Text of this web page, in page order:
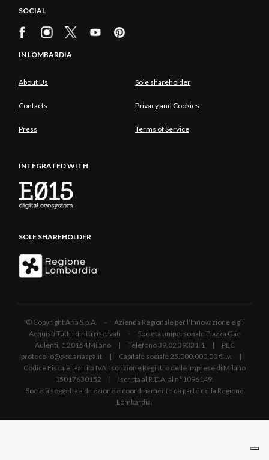
SOCIAL
IN LOMBARDIA
About Us Sole shareholder
Contacts Privacy and Cookies
Press Terms of Service
INTEGRATED WITH
SOLE SHAREHOLDER
© Copyright Aria S.p.A. - Azienda Regionale per l'Innovazione e gli
Acquisti Tutti i diritti riservati - Società unipersonale Piazza Gae
Aulenti, 1 20154 Milano | Telefono 39.02 39331.1 | PEC
protocollo@pec.ariaspa.it | Capitale sociale 25.000.000,00 € i.v. |
Codice Fiscale, Partita IVA, Iscrizione Registro delle Imprese di Milano
05017630152 | Iscritta al R.E.A. al n°1096149.
Società soggetta a direzione e coordinamento da parte della Regione
Lombardia.